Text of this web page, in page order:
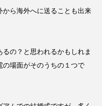
から海外へに送ることも出来
の？と思われるかもしれま
場面がそのうちの１つで